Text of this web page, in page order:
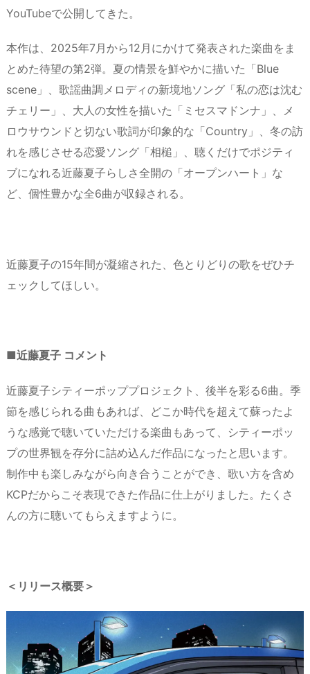
YouTubeで公開してきた。
本作は、2025年7月から12月にかけて発表された楽曲をま
とめた待望の第2弾。夏の情景を鮮やかに描いた「Blue
scene」、歌謡曲調メロディの新境地ソング「私の恋は沈む
チェリー」、大人の女性を描いた「ミセスマドンナ」、メ
ロウサウンドと切ない歌詞が印象的な「Country」、冬の訪
れを感じさせる恋愛ソング「相槌」、聴くだけでポジティ
ブになれる近藤夏子らしさ全開の「オープンハート」な
ど、個性豊かな全6曲が収録される。
近藤夏子の15年間が凝縮された、色とりどりの歌をぜひチ
ェックしてほしい。
■近藤夏子 コメント
近藤夏子シティーポッププロジェクト、後半を彩る6曲。季
節を感じられる曲もあれば、どこか時代を超えて蘇ったよ
うな感覚で聴いていただける楽曲もあって、シティーポッ
プの世界観を存分に詰め込んだ作品になったと思います。
制作中も楽しみながら向き合うことができ、歌い方を含め
KCPだからこそ表現できた作品に仕上がりました。たくさ
んの方に聴いてもらえますように。
＜リリース概要＞